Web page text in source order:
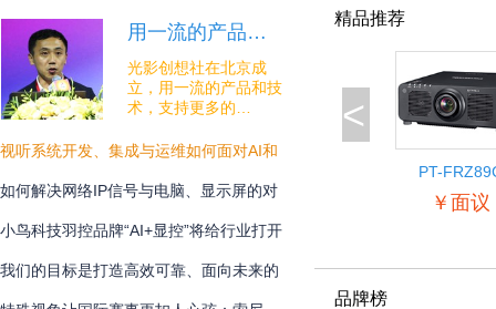
用一流的产品…
光影创想社在北京成
立，用一流的产品和技
术，支持更多的…
视听系统开发、集成与运维如何面对AI和
安全的挑战？
如何解决网络IP信号与电脑、显示屏的对
接难题？
小鸟科技羽控品牌“AI+显控”将给行业打开
怎样的新未来？
我们的目标是打造高效可靠、面向未来的
精品推荐
<
PT-
￥面议
品牌榜